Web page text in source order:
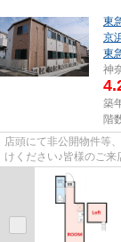
東
京
東
神
築
階
店頭にて非公開物件等
けください♪皆様のご